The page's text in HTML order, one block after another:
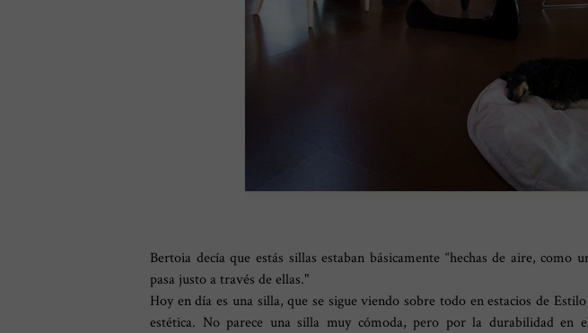
Bertoia decía que estás sillas estaban básicamente “hechas de aire, como
pasa justo a través de ellas."
Hoy en día es una silla, que se sigue viendo sobre todo en estacios de
estética. No parece una silla muy cómoda, pero por la durabilidad en